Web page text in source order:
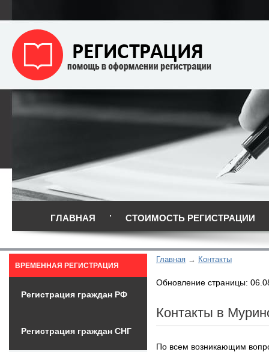
ГЛАВНАЯ СТОИМОСТЬ РЕГИСТРАЦИИ
Главная Контакты
Обновление страницы:
Контакты в
По всем возникающим
ВРЕМЕННАЯ РЕГИСТРАЦИЯ
Регистрация граждан РФ
Регистрация граждан СНГ